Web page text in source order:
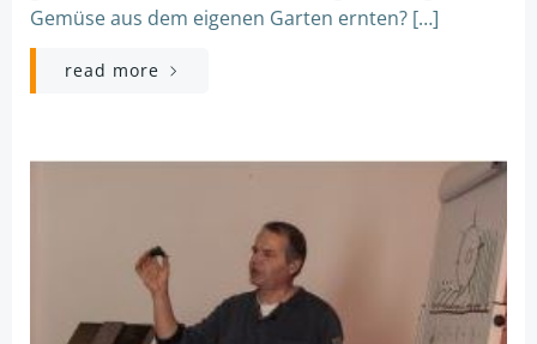
Gemüse aus dem eigenen Garten ernten? […]
read more